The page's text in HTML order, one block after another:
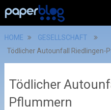
HOME
GESELLSCHAFT
Tödlicher Autounfall Riedlingen-
Tödlicher
Pflummern